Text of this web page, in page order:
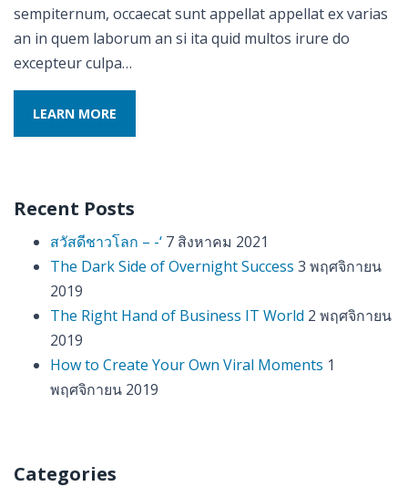
sempiternum, occaecat sunt appellat appellat ex varias
an in quem laborum an si ita quid multos irure do
excepteur culpa…
LEARN MORE
Recent Posts
สวัสดีชาวโลก – -‘ 7 สิงหาคม 2021
The Dark Side of Overnight Success 3 พฤศจิกายน
2019
The Right Hand of Business IT World 2 พฤศจิกายน
2019
How to Create Your Own Viral Moments 1
พฤศจิกายน 2019
Categories